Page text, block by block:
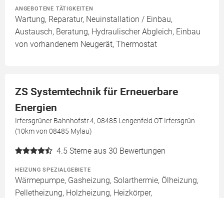
ANGEBOTENE TÄTIGKEITEN
Wartung, Reparatur, Neuinstallation / Einbau,
Austausch, Beratung, Hydraulischer Abgleich, Einbau
von vorhandenem Neugerät, Thermostat
ZS Systemtechnik für Erneuerbare
Energien
Irfersgrüner Bahnhofstr.4, 08485 Lengenfeld OT Irfersgrün
(10km von 08485 Mylau)
4.5 Sterne aus 30 Bewertungen
HEIZUNG SPEZIALGEBIETE
Wärmepumpe, Gasheizung, Solarthermie, Ölheizung,
Pelletheizung, Holzheizung, Heizkörper,